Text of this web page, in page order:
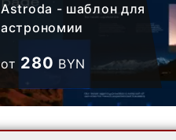
Astroda - шаблон для
астрономии
от 280 BYN